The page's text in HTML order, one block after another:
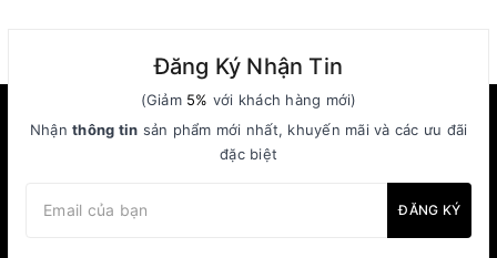
Đăng Ký Nhận Tin
(Giảm 5% với khách hàng mới)
Nhận thông tin sản phẩm mới nhất, khuyến mãi và các ưu đãi
đặc biệt
ĐĂNG KÝ